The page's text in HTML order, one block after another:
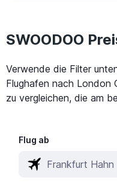
SWOODOO
Verwende die Filter
Flughafen nach London
zu vergleichen, die am
Flug ab